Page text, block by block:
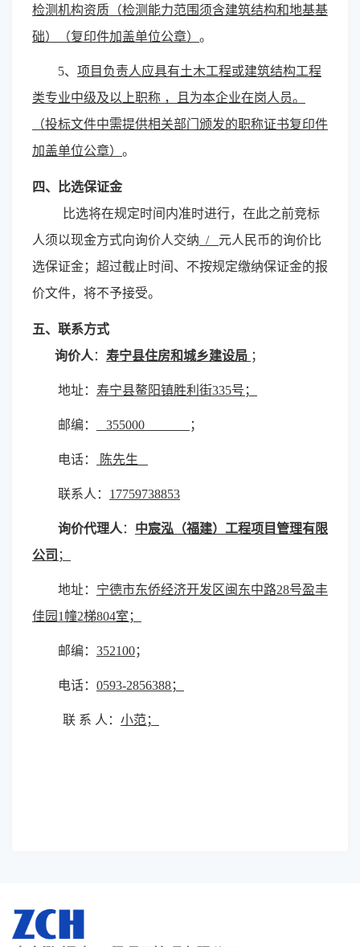
检测机构资质（检测能力范围须含建筑结构和地基基
础）（复印件加盖单位公章） 。
5、 项目负责人应具有土木工程或建筑结构工程
类专业中级及以上职称 ，且为本企业在岗人员。
（投标文件中需提供相关部门颁发的职称证书复印件
加盖单位公章） 。
四、比选保证金
比选将在规定时间内准时进行，在此之前竞标
人须以现金方式向询价人交纳 / 元人民币的询价比
选保证金；超过截止时间、不按规定缴纳保证金的报
价文件，将不予接受。
五、联系方式
询价人 ： 寿宁县住房和城乡建设局 ；
地址： 寿宁县鳌阳镇胜利街335号；
邮编： 355000 ；
电话： 陈先生
联系人： 17759738853
询价代理人 ： 中宸泓（福建）工程项目管理有限
公司 ；
地址： 宁德市东侨经济开发区闽东中路28号盈丰
佳园1幢2梯804室；
邮编： 352100；
电话： 0593-2856388；
联 系 人： 小范；